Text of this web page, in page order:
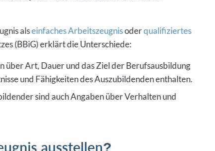
alseinfaches Arbeitszeugnisoderqualifiziertes
(BBiG) erklärt die Unterschiede:
über Art, Dauer und das Ziel der Berufsausbildung
und Fähigkeiten des Auszubildenden enthalten.
sind auch Angaben über Verhalten und
ausstellen?